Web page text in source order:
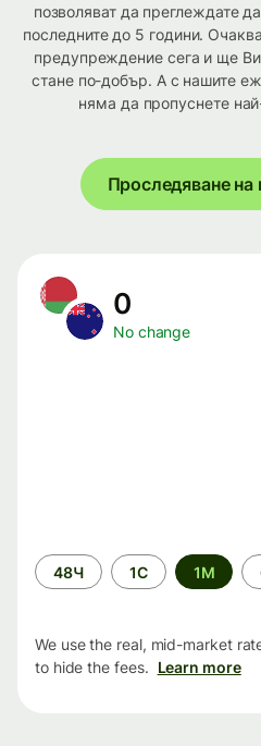
позволяват да преглеждате
последните до 5 години.
предупреждение сега и ще
стане по-добър. А с нашите
няма да пропуснете
Проследяване на
0
No change
Time
period
48Ч 1С 1М
We use the real, mid-market
to hide the fees. Learn more